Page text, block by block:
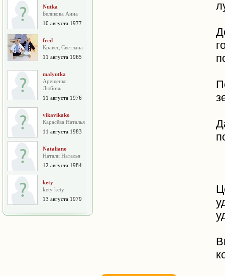
Nutka
Беликова Анна
10 августа 1977
fred
Кравец Светлана
11 августа 1965
malyutka
Арещенко
Любовь
11 августа 1976
vikavikako
Карасёва Наталья
11 августа 1983
Nataliano
Натали Наталья
12 августа 1984
kety
kety kety
13 августа 1979